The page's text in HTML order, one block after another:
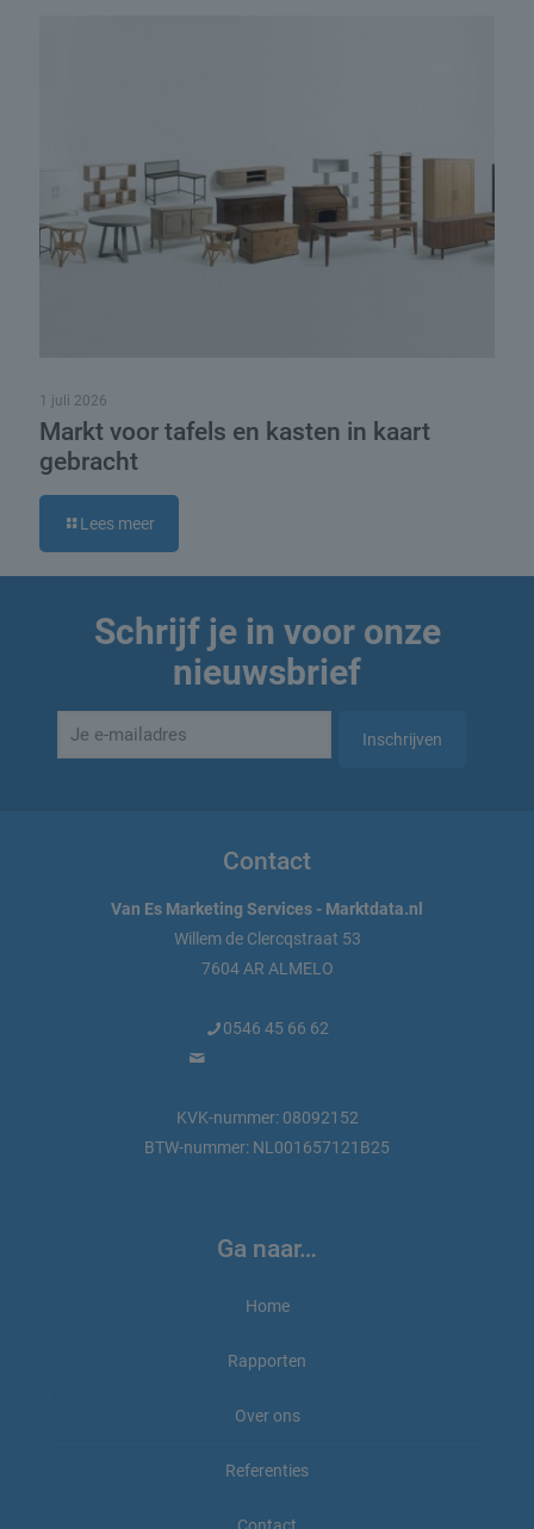
1 juli 2026
Markt voor tafels en kasten in kaart
gebracht
Lees meer
Schrijf je in voor onze
nieuwsbrief
Contact
Van Es Marketing Services - Marktdata.nl
Willem de Clercqstraat 53
7604 AR ALMELO
0546 45 66 62
KVK-nummer: 08092152
BTW-nummer: NL001657121B25
Ga naar…
Home
Rapporten
Rapporten bestellen
Beauty en wellness
Rapport-voorbeeld
Over ons
Marktdata.nl
Referenties